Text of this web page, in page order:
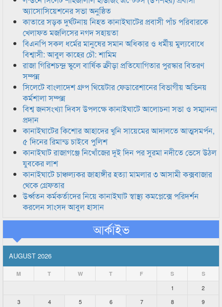
অ্যাসোসিয়েশনের সভা অনুষ্ঠিত
কাতারে সড়ক দুর্ঘটনায় নিহত কানাইঘাটের প্রবাসী পাঁচ পরিবারকে
খেলাফত মজলিসের নগদ সহায়তা
বিএনপি সকল ধর্মের মানুষের সমান অধিকার ও ধর্মীয় মুল্যবোধে
বিশ্বাসী: আবুল কাহের চৌ: শামিম
রাজা গিরিশচন্দ্র স্কুলে বার্ষিক ক্রীড়া প্রতিযোগিতার পুরস্কার বিতরণ
সম্পন্ন
সিলেটে বাংলাদেশ গ্রুপ থিয়েটার ফেডারেশানের বিভাগীয় অভিনয়
কর্মশালা সম্পন্ন
বিশ্ব জনসংখ্যা দিবস উপলক্ষে কানাইঘাটে আলোচনা সভা ও সম্মাননা
প্রদান
কানাইঘাটের কিশোর আহাদের খুনি সায়েমের আদালতে আত্মসমর্পন,
৫ দিনের রিমান্ড চাইবে পুলিশ
কানাইঘাট রাজাগঞ্জে নিখোঁজের দুই দিন পর সুরমা নদীতে ভেসে উঠল
যুবকের লাশ
কানাইঘাটে চাঞ্চল্যকর জাহাঙ্গীর হত্যা মামলার ৩ আসামী কক্সবাজার
থেকে গ্রেফতার
উর্ধ্বতন কর্মকর্তাদের নিয়ে কানাইঘাট স্বাস্থ্য কমপ্লেক্সে পরিদর্শন
করলেন সাংসদ আবুল হাসান
আর্কাইভ
AUGUST 2026
M T W T F S S
1
2
3
4 5 6 7 8 9